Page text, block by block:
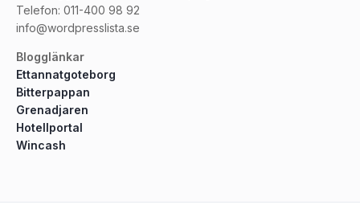
Telefon: 011-400 98 92
info@wordpresslista.se
Blogglänkar
Ettannatgoteborg
Bitterpappan
Grenadjaren
Hotellportal
Wincash